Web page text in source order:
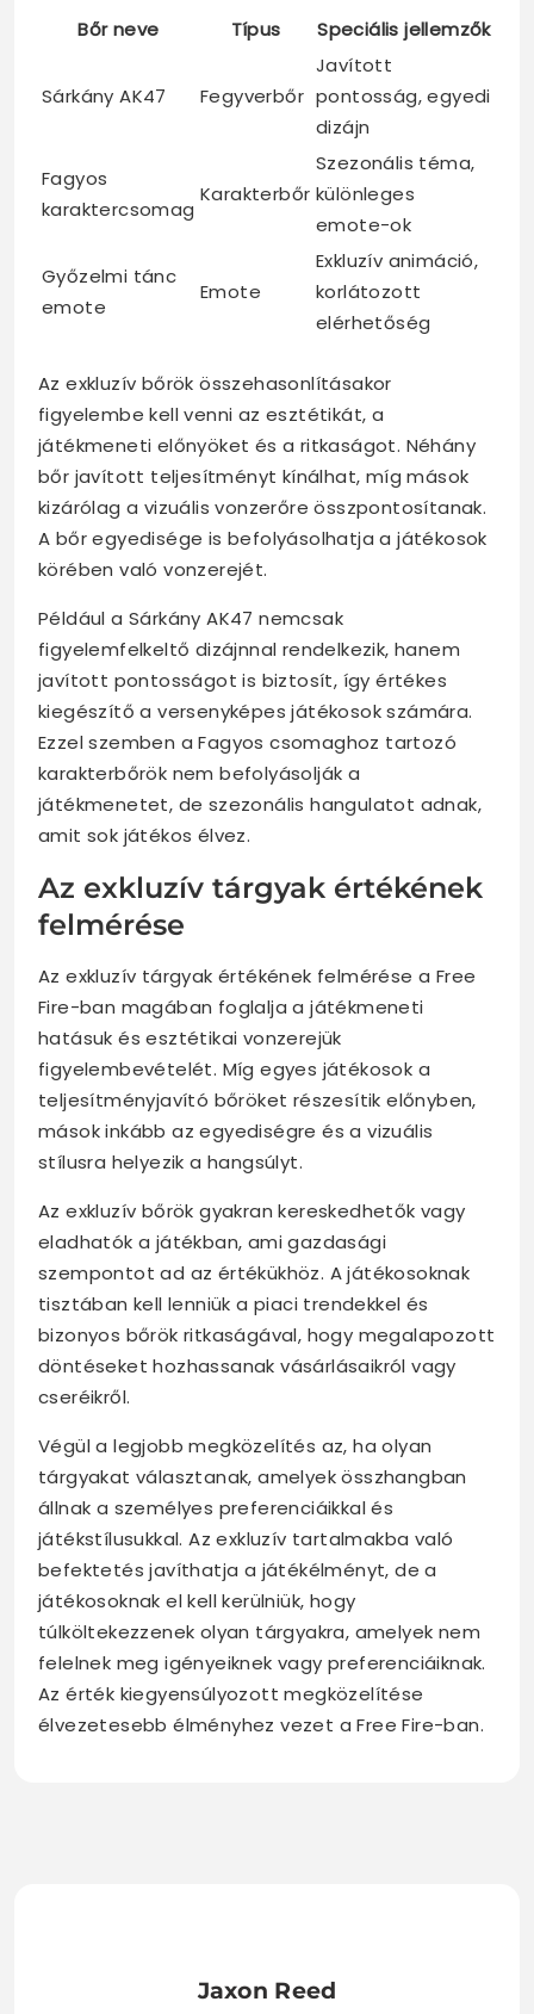
Bőr neve Típus Speciális jellemzők
Sárkány AK47 Fegyverbőr
Javított
pontosság, egyedi
dizájn
Fagyos
karaktercsomag
Karakterbőr
Szezonális téma,
különleges
emote-ok
Győzelmi tánc
emote
Emote
Exkluzív animáció,
korlátozott
elérhetőség
Az exkluzív bőrök összehasonlításakor
figyelembe kell venni az esztétikát, a
játékmeneti előnyöket és a ritkaságot. Néhány
bőr javított teljesítményt kínálhat, míg mások
kizárólag a vizuális vonzerőre összpontosítanak.
A bőr egyedisége is befolyásolhatja a játékosok
körében való vonzerejét.
Például a Sárkány AK47 nemcsak
figyelemfelkeltő dizájnnal rendelkezik, hanem
javított pontosságot is biztosít, így értékes
kiegészítő a versenyképes játékosok számára.
Ezzel szemben a Fagyos csomaghoz tartozó
karakterbőrök nem befolyásolják a
játékmenetet, de szezonális hangulatot adnak,
amit sok játékos élvez.
Az exkluzív tárgyak értékének
felmérése
Az exkluzív tárgyak értékének felmérése a Free
Fire-ban magában foglalja a játékmeneti
hatásuk és esztétikai vonzerejük
figyelembevételét. Míg egyes játékosok a
teljesítményjavító bőröket részesítik előnyben,
mások inkább az egyediségre és a vizuális
stílusra helyezik a hangsúlyt.
Az exkluzív bőrök gyakran kereskedhetők vagy
eladhatók a játékban, ami gazdasági
szempontot ad az értékükhöz. A játékosoknak
tisztában kell lenniük a piaci trendekkel és
bizonyos bőrök ritkaságával, hogy megalapozott
döntéseket hozhassanak vásárlásaikról vagy
cseréikről.
Végül a legjobb megközelítés az, ha olyan
tárgyakat választanak, amelyek összhangban
állnak a személyes preferenciáikkal és
játékstílusukkal. Az exkluzív tartalmakba való
befektetés javíthatja a játékélményt, de a
játékosoknak el kell kerülniük, hogy
túlköltekezzenek olyan tárgyakra, amelyek nem
felelnek meg igényeiknek vagy preferenciáiknak.
Az érték kiegyensúlyozott megközelítése
élvezetesebb élményhez vezet a Free Fire-ban.
Jaxon Reed